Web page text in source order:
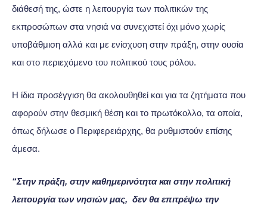
διάθεσή της, ώστε η λειτουργία των πολιτικών της
εκπροσώπων στα νησιά να συνεχιστεί όχι μόνο χωρίς
υποβάθμιση αλλά και με ενίσχυση στην πράξη, στην ουσία
και στο περιεχόμενο του πολιτικού τους ρόλου.
Η ίδια προσέγγιση θα ακολουθηθεί και για τα ζητήματα που
αφορούν στην θεσμική θέση και το πρωτόκολλο, τα οποία,
όπως δήλωσε ο Περιφερειάρχης, θα ρυθμιστούν επίσης
άμεσα.
“Στην πράξη, στην καθημερινότητα και στην πολιτική
λειτουργία των νησιών μας, δεν θα επιτρέψω την